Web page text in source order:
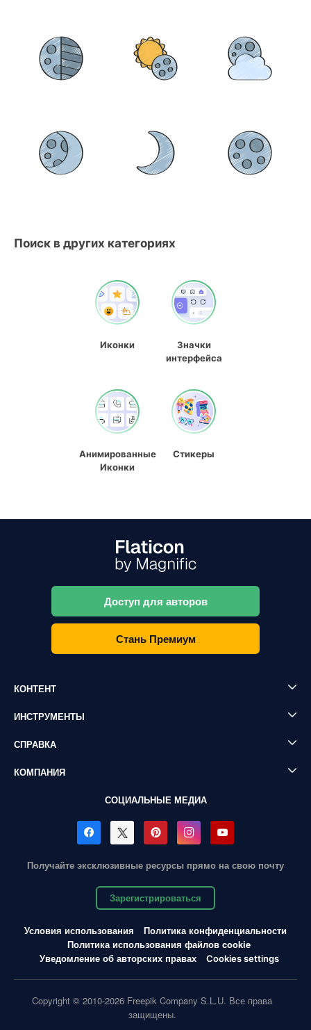
Поиск в других категориях
Иконки
Значки
интерфейса
Анимированные
Иконки
Стикеры
Доступ для авторов
Стань Премиум
КОНТЕНТ
ИНСТРУМЕНТЫ
СПРАВКА
КОМПАНИЯ
СОЦИАЛЬНЫЕ МЕДИА
Получайте эксклюзивные ресурсы прямо на свою почту
Зарегистрироваться
Условия использования
Политика конфиденциальности
Политика использования файлов cookie
Уведомление об авторских правах
Cookies settings
Copyright © 2010-2026 Freepik Company S.L.U. Все права
защищены.